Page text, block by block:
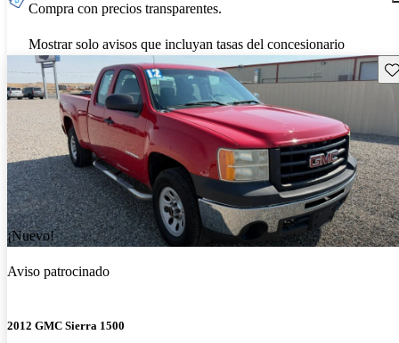
Compra con precios transparentes.
Mostrar solo avisos que incluyan tasas del concesionario
¡Nuevo!
Aviso patrocinado
2012 GMC Sierra 1500